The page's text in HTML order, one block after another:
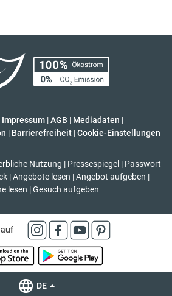
Impressum |AGB | Mediadaten |
| Barrierefreiheit | Cookie-Einstellungen
Nutzung | Pressespiegel | Passwort
| Angebote lesen | Angebot aufgeben |
lesen | Gesuch aufgeben
DE